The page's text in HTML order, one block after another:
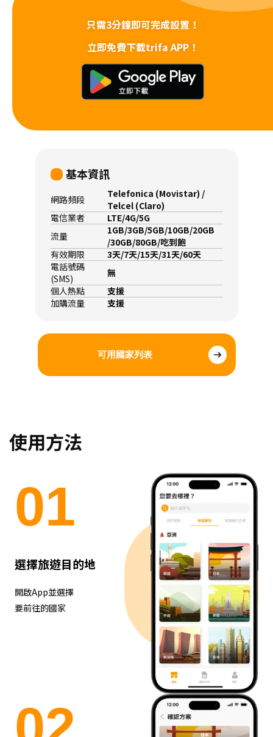
只需3分鐘即可完成設置！
立即免費下載trifa APP！
基本資訊
網路頻段
Telefonica (Movistar) /
Telcel (Claro)
電信業者
LTE/4G/5G
流量
1GB/3GB/5GB/10GB/20GB
/30GB/80GB/吃到飽
有效期限
3天/7天/15天/31天/60天
電話號碼
(SMS)
無
個人熱點
支援
加購流量
支援
可用國家列表
使用方法
01
選擇旅遊目的地
開啟App並選擇
要前往的國家